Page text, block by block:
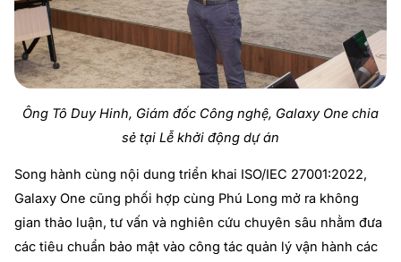
Ông Tô Duy Hinh, Giám đốc Công nghệ, Galaxy One chia
sẻ tại Lễ khởi động dự án
Song hành cùng nội dung triển khai ISO/IEC 27001:2022,
Galaxy One cũng phối hợp cùng Phú Long mở ra không
gian thảo luận, tư vấn và nghiên cứu chuyên sâu nhằm đưa
các tiêu chuẩn bảo mật vào công tác quản lý vận hành các